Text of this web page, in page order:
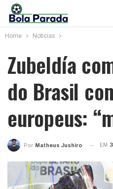
Home Notícias
Zubeldía
do Brasil
europeus:
Por Matheus Jushiro EM